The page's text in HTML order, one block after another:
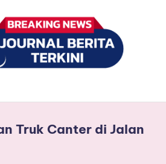
Truk Canter di Jalan